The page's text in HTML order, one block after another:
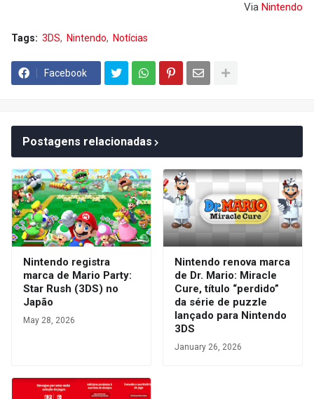
Via Nintendo
Tags: 3DS Nintendo Notícias
Facebook
Postagens relacionadas
Nintendo registra
marca de Mario Party:
Star Rush (3DS) no
Japão
May 28, 2026
Nintendo renova marca
de Dr. Mario: Miracle
Cure, título “perdido”
da série de puzzle
lançado para Nintendo
3DS
January 26, 2026